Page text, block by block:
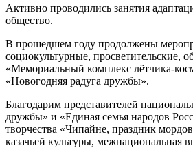
Активно проводились занятия
общество.
В прошедшем году продолжены
социокультурные, просветительские,
«Мемориальный комплекс лётчика-
«Новогодняя радуга дружбы».
Благодарим представителей
дружбы» и «Единая семья народов
творчества «Чипайне, праздник
казачьей культуры, межнациональная